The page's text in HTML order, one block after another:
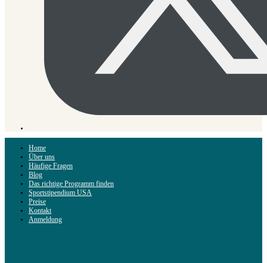
Home
Über uns
Häufige Fragen
Blog
Das richtige Programm finden
Sportstipendium USA
Preise
Kontakt
Anmeldung